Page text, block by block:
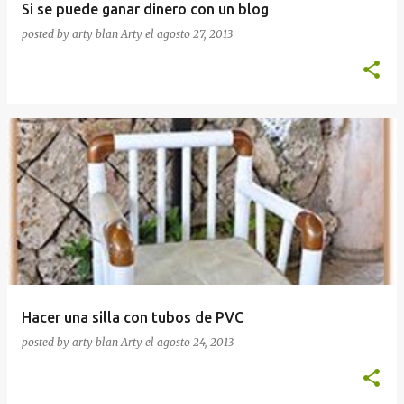
Si se puede ganar dinero con un blog
posted by arty blanArty el agosto 27, 2013
Hacer una silla con tubos de PVC
posted by arty blanArty el agosto 24, 2013